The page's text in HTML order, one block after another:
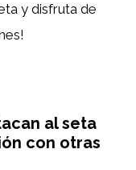
y disfruta de
al seta
con otras